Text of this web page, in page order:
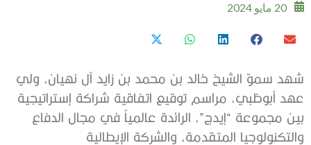
20 مايو 2024
شهد سموّ الشيخ خالد بن محمد بن زايد آل نهيان، ولي
عهد أبوظبي، مراسم توقيع اتفاقية شراكة إستراتيجية
بين مجموعة “إيدج”، الرائدة عالمياً في مجال الدفاع
والتكنولوجيا المتقدمة، والشركة الإيطالية